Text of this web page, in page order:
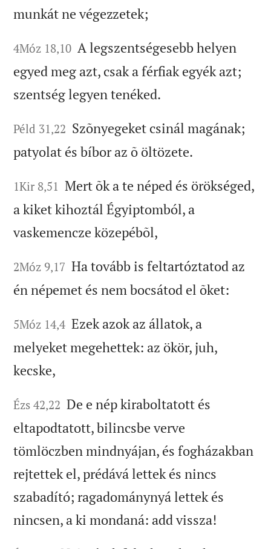
munkát ne végezzetek;
4Móz 18,10 A legszentségesebb helyen
egyed meg azt, csak a férfiak egyék azt;
szentség legyen tenéked.
Péld 31,22 Szõnyegeket csinál magának;
patyolat és bíbor az õ öltözete.
1Kir 8,51 Mert õk a te néped és örökséged,
a kiket kihoztál Égyiptomból, a
vaskemencze közepébõl,
2Móz 9,17 Ha tovább is feltartóztatod az
én népemet és nem bocsátod el õket:
5Móz 14,4 Ezek azok az állatok, a
melyeket megehettek: az ökör, juh,
kecske,
Ézs 42,22 De e nép kiraboltatott és
eltapodtatott, bilincsbe verve
tömlöczben mindnyájan, és fogházakban
rejtettek el, prédává lettek és nincs
szabadító; ragadománynyá lettek és
nincsen, a ki mondaná: add vissza!